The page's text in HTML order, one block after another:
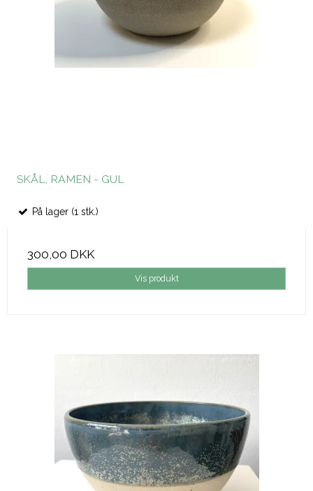
SKÅL, RAMEN - GUL
På lager (1 stk.)
300,00 DKK
Vis produkt